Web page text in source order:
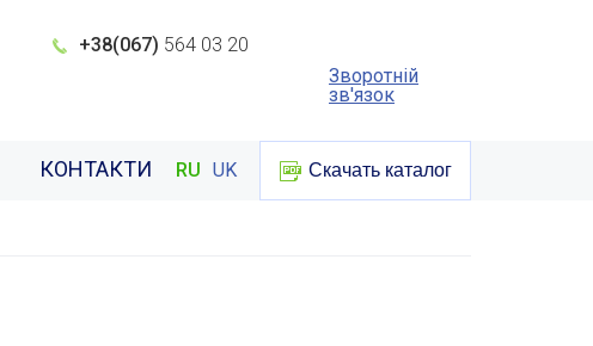
+38(067) 564 03 20
Зворотній
зв'язок
КОНТАКТИ RU UK Скачать каталог